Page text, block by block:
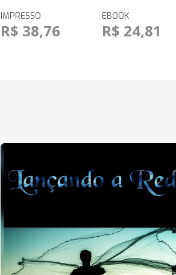
IMPRESSO
R$ 38,76
EBOOK
R$ 24,81